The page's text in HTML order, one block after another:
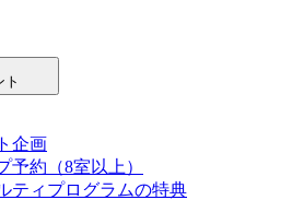
ト
企画
予約（8室以上）
ティプログラムの特典